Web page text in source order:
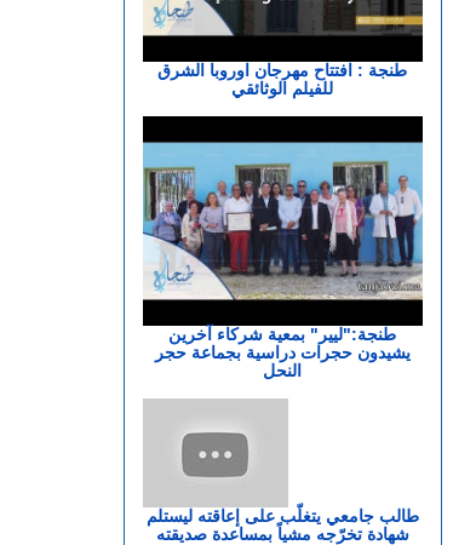
طنجة : افتتاح مهرجان اوروبا الشرق
للفيلم الوثائقي
طنجة:"ليير" بمعية شركاء آخرين
يشيدون حجرات دراسية بجماعة حجر
النحل
طالب جامعي يتغلّب على إعاقته ليستلم
شهادة تخرّجه مشياً بمساعدة صديقته